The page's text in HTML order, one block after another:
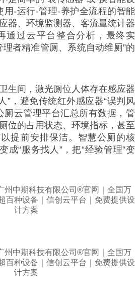
用-运行-管理-养护全流程的智能
、环境监测器、客流量统计器
通过云平台整合分析，最终实
者精准管厕、系统自动维厕”的
生间，激光厕位人体存在感应器
”，避免传统红外感应器“误判风
厕云管理平台汇总所有数据，管
位的占用状态、环境指标，甚至
提前安排保洁。智慧公厕的核
成“服务找人”，把“经验管理”变